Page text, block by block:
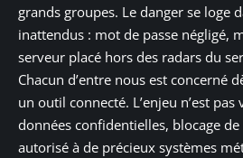
grands groupes. Le danger se loge
inattendus : mot de passe négligé,
serveur placé hors des radars du
Chacun d’entre nous est concerné
un outil connecté. L’enjeu n’est
données confidentielles, blocage de
autorisé à de précieux systèmes